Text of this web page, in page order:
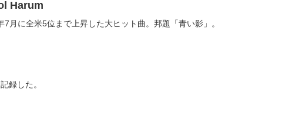
Harum
月に全米5位まで上昇した大ヒット曲。邦題「青い影」。
録した。